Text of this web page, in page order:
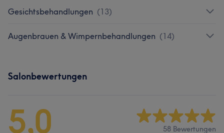
Gesichtsbehandlungen (13)
Augenbrauen & Wimpernbehandlungen (14)
Salonbewertungen
5,0 58 Bewertungen